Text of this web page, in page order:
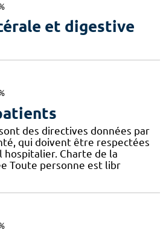
et digestive
des directives données par
qui doivent être respectées
Charte de la
Toute personne est libr